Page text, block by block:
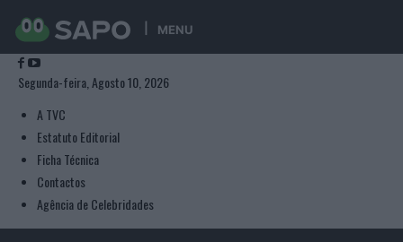
MENU
Segunda-feira, Agosto 10, 2026
A TVC
Estatuto Editorial
Ficha Técnica
Contactos
Agência de Celebridades